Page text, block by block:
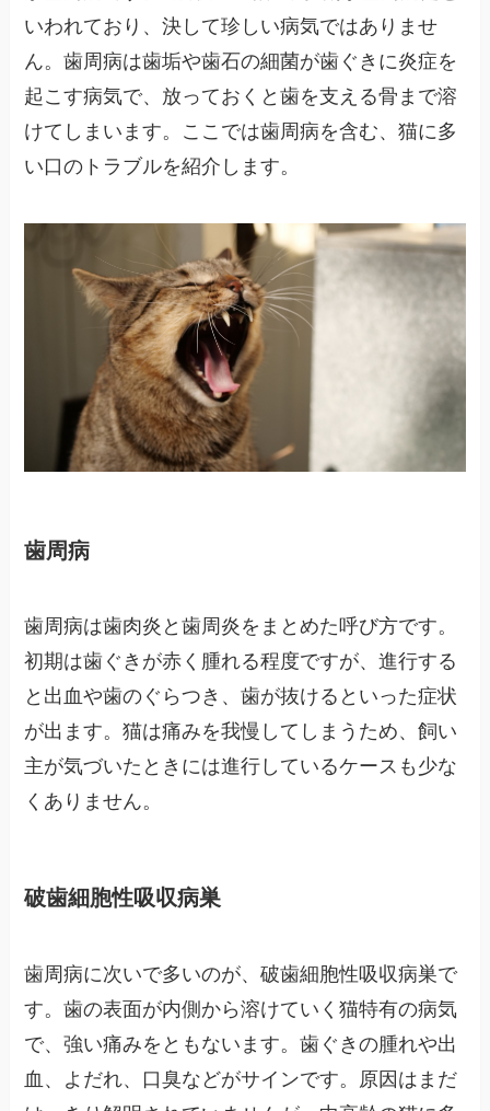
いわれており、決して珍しい病気ではありませ
ん。歯周病は歯垢や歯石の細菌が歯ぐきに炎症を
起こす病気で、放っておくと歯を支える骨まで溶
けてしまいます。ここでは歯周病を含む、猫に多
い口のトラブルを紹介します。
歯周病
歯周病は歯肉炎と歯周炎をまとめた呼び方です。
初期は歯ぐきが赤く腫れる程度ですが、進行する
と出血や歯のぐらつき、歯が抜けるといった症状
が出ます。猫は痛みを我慢してしまうため、飼い
主が気づいたときには進行しているケースも少な
くありません。
破歯細胞性吸収病巣
歯周病に次いで多いのが、破歯細胞性吸収病巣で
す。歯の表面が内側から溶けていく猫特有の病気
で、強い痛みをともないます。歯ぐきの腫れや出
血、よだれ、口臭などがサインです。原因はまだ